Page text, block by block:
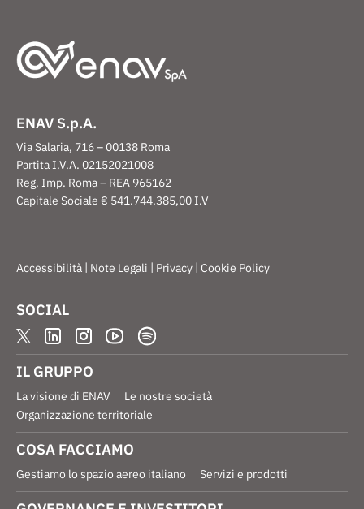
ENAV S.p.A.
Via Salaria, 716 – 00138 Roma
Partita I.V.A. 02152021008
Reg. Imp. Roma – REA 965162
Capitale Sociale € 541.744.385,00 I.V
Accessibilità | Note Legali | Privacy | Cookie Policy
SOCIAL
IL GRUPPO
La visione di ENAV
Le nostre società
Organizzazione territoriale
COSA FACCIAMO
Gestiamo lo spazio aereo italiano Servizi e prodotti